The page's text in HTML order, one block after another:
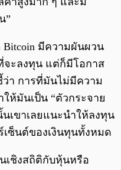
”
Bitcoin มีความผันผวน
จะลงทุน แต่ก็มีโอกาส
า การที่มันไม่มีความ
ห้มันเป็น “ตัวกระจาย
นเขาเลยแนะนำให้ลงทุน
เซ็นต์ของเงินทุนทั้งหมด
เชิงสถิติกับหุ้นหรือ